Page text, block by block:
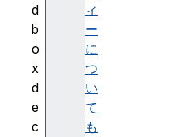
ィ
ー
に
つ
い
て
も
d
b
o
x
d
e
c